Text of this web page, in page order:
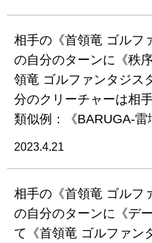
相手の《首領竜 ゴルフ
の自分のターンに《秩
領竜 ゴルファンタジス
分のクリーチャーは相
類似例：《BARUGA-雷
2023.4.21
相手の《首領竜 ゴルフ
の自分のターンに《デ
て《首領竜 ゴルファン